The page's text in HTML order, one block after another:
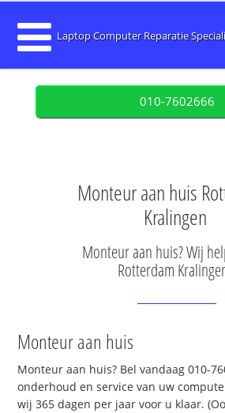
Laptop Computer Reparatie
010-7602666
Monteur aan huis
Kralingen
Monteur aan huis? Wij
Rotterdam
Monteur aan huis
Monteur aan huis? Bel vandaag 010-
onderhoud en service van uw
wij 365 dagen per jaar voor u klaar.